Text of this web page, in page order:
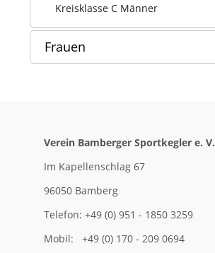
Kreisklasse C Männer
Frauen
Verein Bamberger Sportkegler e. V.
Im Kapellenschlag 67
96050 Bamberg
Telefon: +49 (0) 951 - 1850 3259
Mobil: +49 (0) 170 - 209 0694